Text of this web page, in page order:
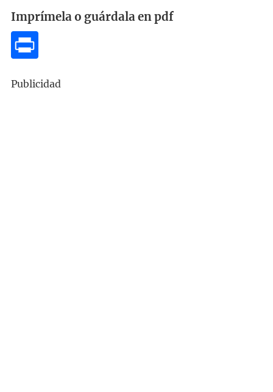
Imprímela o guárdala en pdf
Publicidad